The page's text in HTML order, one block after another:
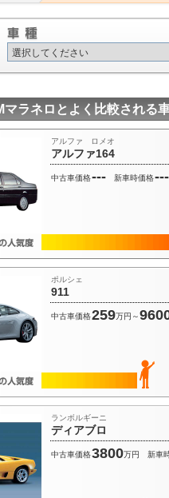
ラネロとよく比較される
アルファ164
アルファ ロメオ
中古車価格--- 新車時価格---
911
ポルシェ
中古車価格259万円～
ディアブロ
ランボルギーニ
中古車価格3800万円 新車